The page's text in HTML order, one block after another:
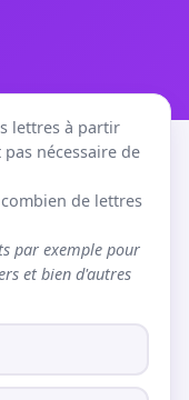
lettres à partir
nécessaire de
de lettres
par exemple pour
et bien d'autres